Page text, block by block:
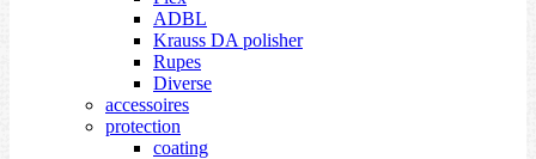
ADBL
Krauss DA polisher
Rupes
Diverse
accessoires
protection
coating